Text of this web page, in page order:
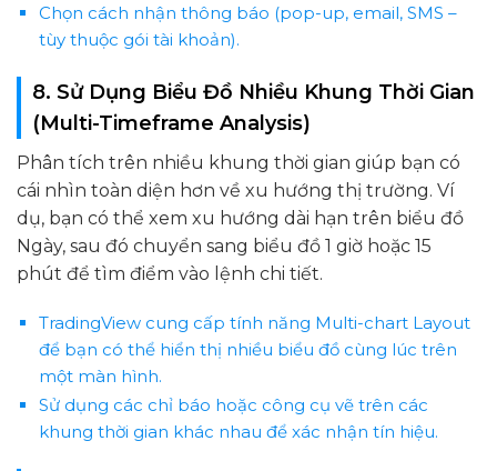
Chọn cách nhận thông báo (pop-up, email, SMS –
tùy thuộc gói tài khoản).
8. Sử Dụng Biểu Đồ Nhiều Khung Thời Gian
(Multi-Timeframe Analysis)
Phân tích trên nhiều khung thời gian giúp bạn có
cái nhìn toàn diện hơn về xu hướng thị trường. Ví
dụ, bạn có thể xem xu hướng dài hạn trên biểu đồ
Ngày, sau đó chuyển sang biểu đồ 1 giờ hoặc 15
phút để tìm điểm vào lệnh chi tiết.
TradingView cung cấp tính năng Multi-chart Layout
để bạn có thể hiển thị nhiều biểu đồ cùng lúc trên
một màn hình.
Sử dụng các chỉ báo hoặc công cụ vẽ trên các
khung thời gian khác nhau để xác nhận tín hiệu.